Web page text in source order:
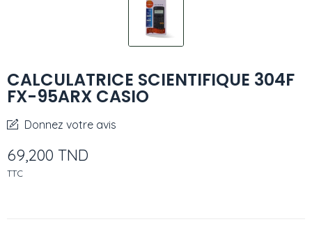
CALCULATRICE SCIENTIFIQUE 304F
FX-95ARX CASIO
Donnez votre avis
69,200 TND
TTC